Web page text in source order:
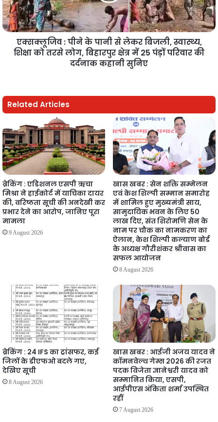
एक्सक्लूजिव : पीने के पानी से लेकर बिजली, स्वास्थ्य,
शिक्षा को तरसे लोग, बिहारपुर क्षेत्र में 25 पंड़ों परिवार की
दर्दनाक कहानी सुनिए
Related Articles
ब्रेकिंग : एडिशनल एसपी ऋचा
मिश्रा ने हाईकोर्ट में याचिका दायर
की, वरिष्ठता सूची की अनदेखी कर
प्रभार देने का आरोप, जानिए पूरा
मामला
9 August 2026
खास खबर : सेन शक्ति सम्मेलन
एवं केश शिल्पी सम्मान समारोह
में शामिल हुए मुख्यमंत्री साय,
सामुदायिक भवन के लिए 50
लाख दिए, संत शिरोमणि सेन के
नाम पर चौक का नामकरण का
ऐलान, केश शिल्पी कल्याण बोर्ड
के अध्यक्ष गौरीशंकर श्रीवास का
सफल आयोजन
8 August 2026
ब्रेकिंग : 24 IFS का ट्रांसफर, कई
जिलों के डीएफओ बदले गए,
देखिए सूची
8 August 2026
खास खबर : आईजी अजय यादव ने
कॉमनवेल्थ गेम्स 2026 की रजत
पदक विजेता ज्ञानेश्वरी यादव को
सम्मानित किया, एसपी,
आईपीएस अंकिता शर्मा उपस्थित
रहीं
7 August 2026